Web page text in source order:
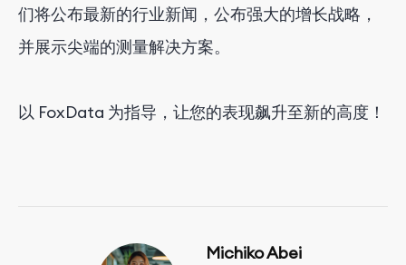
们将公布最新的行业新闻，公布强大的增长战略，
并展示尖端的测量解决方案。
以 FoxData 为指导，让您的表现飙升至新的高度！
Michiko Abei